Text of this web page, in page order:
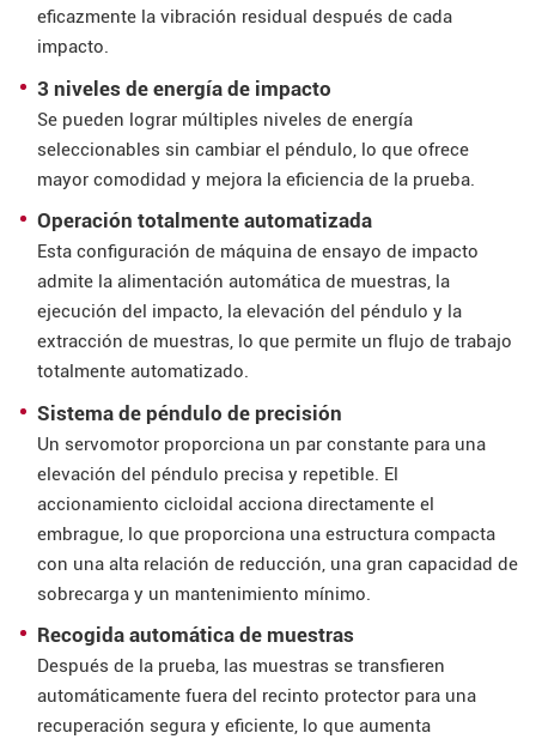
eficazmente la vibración residual después de cada
impacto.
3 niveles de energía de impacto
Se pueden lograr múltiples niveles de energía
seleccionables sin cambiar el péndulo, lo que ofrece
mayor comodidad y mejora la eficiencia de la prueba.
Operación totalmente automatizada
Esta configuración de máquina de ensayo de impacto
admite la alimentación automática de muestras, la
ejecución del impacto, la elevación del péndulo y la
extracción de muestras, lo que permite un flujo de trabajo
totalmente automatizado.
Sistema de péndulo de precisión
Un servomotor proporciona un par constante para una
elevación del péndulo precisa y repetible. El
accionamiento cicloidal acciona directamente el
embrague, lo que proporciona una estructura compacta
con una alta relación de reducción, una gran capacidad de
sobrecarga y un mantenimiento mínimo.
Recogida automática de muestras
Después de la prueba, las muestras se transfieren
automáticamente fuera del recinto protector para una
recuperación segura y eficiente, lo que aumenta